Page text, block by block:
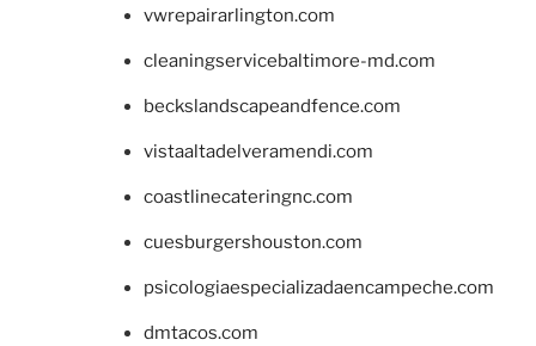
vwrepairarlington.com
cleaningservicebaltimore-md.com
beckslandscapeandfence.com
vistaaltadelveramendi.com
coastlinecateringnc.com
cuesburgershouston.com
psicologiaespecializadaencampeche.com
dmtacos.com